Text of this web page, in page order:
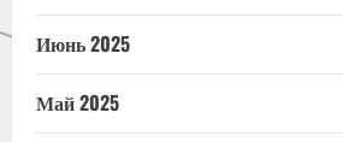
Июнь 2025
Май 2025